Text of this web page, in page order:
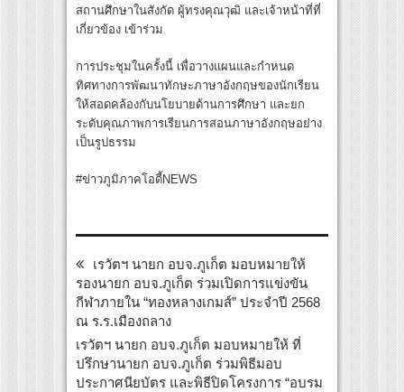
สถานศึกษาในสังกัด ผู้ทรงคุณวุฒิ และเจ้าหน้าที่ที่
เกี่ยวข้อง เข้าร่วม
การประชุมในครั้งนี้ เพื่อวางแผนและกำหนด
ทิศทางการพัฒนาทักษะภาษาอังกฤษของนักเรียน
ให้สอดคล้องกับนโยบายด้านการศึกษา และยก
ระดับคุณภาพการเรียนการสอนภาษาอังกฤษอย่าง
เป็นรูปธรรม
#ข่าวภูมิภาคโอดี้NEWS
เรวัตฯ นายก อบจ.ภูเก็ต มอบหมายให้
รองนายก อบจ.ภูเก็ต ร่วมเปิดการแข่งขัน
กีฬาภายใน “ทองหลางเกมส์” ประจำปี 2568
ณ ร.ร.เมืองถลาง
เรวัตฯ นายก อบจ.ภูเก็ต มอบหมายให้ ที่
ปรึกษานายก อบจ.ภูเก็ต ร่วมพิธีมอบ
ประกาศนียบัตร และพิธีปิดโครงการ “อบรม